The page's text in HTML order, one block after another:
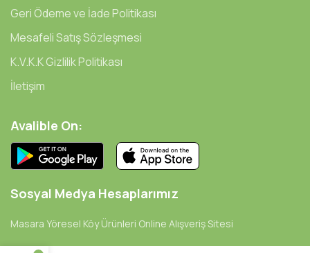
Geri Ödeme ve İade Politikası
Mesafeli Satış Sözleşmesi
K.V.K.K Gizlilik Politikası
İletişim
Avalible On:
Sosyal Medya Hesaplarımız
Masara Yöresel Köy Ürünleri Online Alışveriş Sitesi